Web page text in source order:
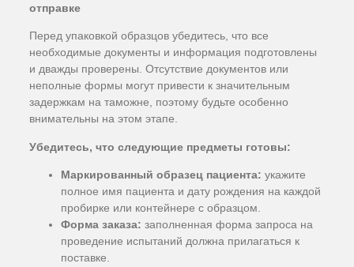
отправке
Перед упаковкой образцов убедитесь, что все
необходимые документы и информация подготовлены
и дважды проверены. Отсутствие документов или
неполные формы могут привести к значительным
задержкам на таможне, поэтому будьте особенно
внимательны на этом этапе.
Убедитесь, что следующие предметы готовы:
Маркированный образец пациента: укажите
полное имя пациента и дату рождения на каждой
пробирке или контейнере с образцом.
Форма заказа: заполненная форма запроса на
проведение испытаний должна прилагаться к
поставке.